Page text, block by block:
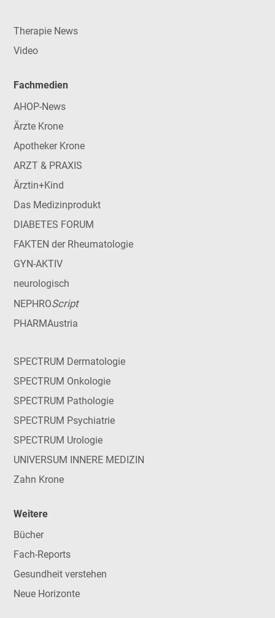
Therapie News
Video
Fachmedien
AHOP-News
Ärzte Krone
Apotheker Krone
ARZT & PRAXIS
Ärztin+Kind
Das Medizinprodukt
DIABETES FORUM
FAKTEN der Rheumatologie
GYN-AKTIV
neurologisch
NEPHROScript
PHARMAustria
SPECTRUM Dermatologie
SPECTRUM Onkologie
SPECTRUM Pathologie
SPECTRUM Psychiatrie
SPECTRUM Urologie
UNIVERSUM INNERE MEDIZIN
Zahn Krone
Weitere
Bücher
Fach-Reports
Gesundheit verstehen
Neue Horizonte